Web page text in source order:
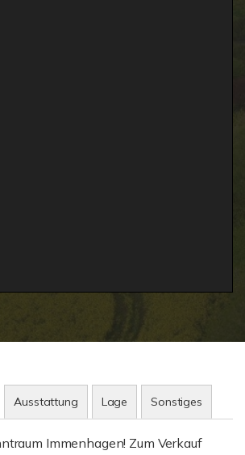
Ausstattung Lage Sonstiges
Immenhagen! Zum Verkauf